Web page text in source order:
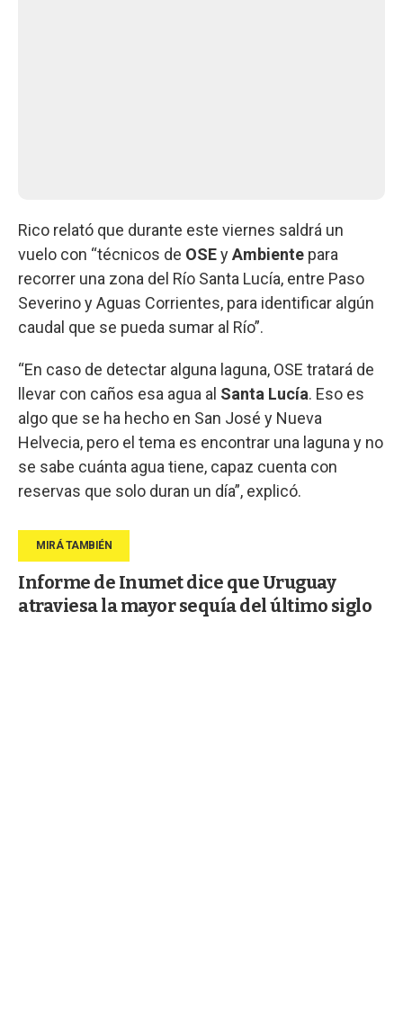
Rico relató que durante este viernes saldrá un
vuelo con “técnicos de OSEyAmbiente para
recorrer una zona del Río Santa Lucía, entre Paso
Severino y Aguas Corrientes, para identificar algún
caudal que se pueda sumar al Río”.
“En caso de detectar alguna laguna, OSE tratará de
llevar con caños esa agua al Santa Lucía. Eso es
algo que se ha hecho en San José y Nueva
Helvecia, pero el tema es encontrar una laguna y no
se sabe cuánta agua tiene, capaz cuenta con
reservas que solo duran un día”, explicó.
Informe de Inumet dice que Uruguay
atraviesa la mayor sequía del último siglo